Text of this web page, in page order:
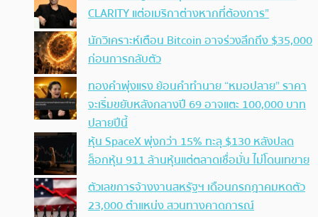
CLARITY แต่อเมริกาต่างหากที่ต้องการ”
นักวิเคราะห์เตือน Bitcoin อาจร่วงลึกถึง $35,000
ก่อนการกลับตัว
ทองคำพุ่งแรง ย้อนคำทำนาย “หมอปลาย” ราคา
จะเริ่มขยับหลังกลางปี 69 อาจแตะ 100,000 บาท
ปลายปีนี้
หุ้น SpaceX พุ่งกว่า 15% ทะลุ $130 หลังปลด
ล็อกหุ้น 911 ล้านหุ้นแต่ตลาดเชื่อมั่น ไม่โดนเทขาย
ตัวเลขการจ้างงานสหรัฐฯ เดือนกรกฎาคมหดตัว
23,000 ตำแหน่ง สวนทางคาดการณ์